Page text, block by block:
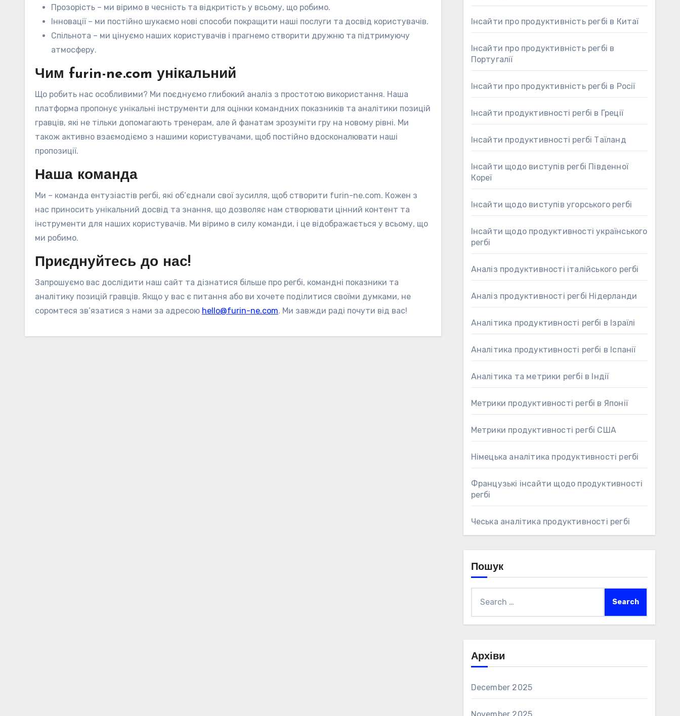
Прозорість – ми віримо в чесність та відкритість у всьому, що робимо.
Інновації – ми постійно шукаємо нові способи покращити наші послуги та досвід користувачів.
Спільнота – ми цінуємо наших користувачів і прагнемо створити дружню та підтримуючу
атмосферу.
Чим furin-ne.com унікальний
Що робить нас особливими? Ми поєднуємо глибокий аналіз з простотою використання. Наша
платформа пропонує унікальні інструменти для оцінки командних показників та аналітики позицій
гравців, які не тільки допомагають тренерам, але й фанатам зрозуміти гру на новому рівні. Ми
також активно взаємодіємо з нашими користувачами, щоб постійно вдосконалювати наші
пропозиції.
Наша команда
Ми – команда ентузіастів регбі, які об’єднали свої зусилля, щоб створити furin-ne.com. Кожен з
нас приносить унікальний досвід та знання, що дозволяє нам створювати цінний контент та
інструменти для наших користувачів. Ми віримо в силу команди, і це відображається у всьому, що
ми робимо.
Приєднуйтесь до нас!
Запрошуємо вас дослідити наш сайт та дізнатися більше про регбі, командні показники та
аналітику позицій гравців. Якщо у вас є питання або ви хочете поділитися своїми думками, не
соромтеся зв’язатися з нами за адресою hello@furin-ne.com. Ми завжди раді почути від вас!
Інсайти про продуктивність регбі в Китаї
Інсайти про продуктивність регбі в
Португалії
Інсайти про продуктивність регбі в Росії
Інсайти продуктивності регбі в Греції
Інсайти продуктивності регбі Таїланд
Інсайти щодо виступів регбі Південної
Кореї
Інсайти щодо виступів угорського регбі
Інсайти щодо продуктивності українського
регбі
Аналіз продуктивності італійського регбі
Аналіз продуктивності регбі Нідерланди
Аналітика продуктивності регбі в Ізраїлі
Аналітика продуктивності регбі в Іспанії
Аналітика та метрики регбі в Індії
Метрики продуктивності регбі в Японії
Метрики продуктивності регбі США
Німецька аналітика продуктивності регбі
Французькі інсайти щодо продуктивності
регбі
Чеська аналітика продуктивності регбі
Пошук
for:
Архіви
December 2025